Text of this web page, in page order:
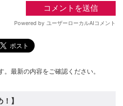
最新の内容をご確認ください。
】